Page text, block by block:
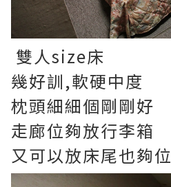
雙人size床
幾好訓,軟硬中度
枕頭細細個剛剛好
走廊位夠放行李箱
又可以放床尾也夠位